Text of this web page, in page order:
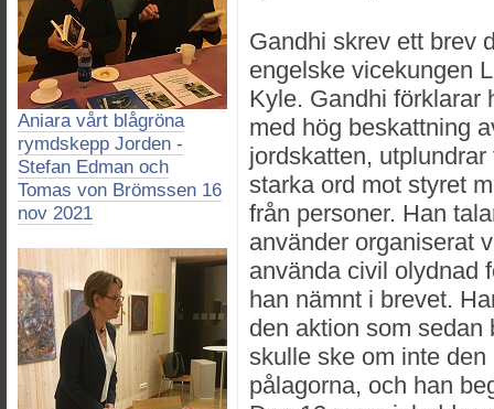
Aniara vårt blågröna
rymdskepp Jorden -
Stefan Edman och
Tomas von Brömssen 16
nov 2021
Gandhi skrev ett brev
engelske vicekungen
Kyle. Gandhi förklarar
med hög beskattning
jordskatten,
starka ord mot styret
från personer. Han
använder organiserat
använda civil olydnad
han nämnt i brevet.
den aktion som
skulle ske om inte
pålagorna, och han